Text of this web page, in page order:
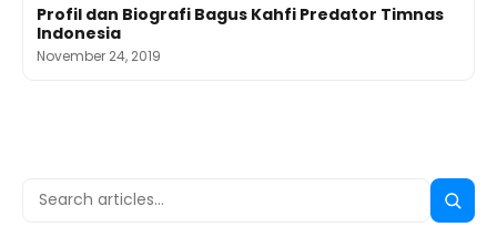
Profil dan Biografi Bagus Kahfi Predator Timnas
Indonesia
November 24, 2019
Search
Search